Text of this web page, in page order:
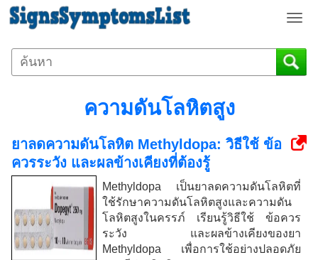
T
g
g
v
g
a
o
n
ความดันโลหิตสูง
ยาลดความดันโลหิต Methyldopa: วิธีใช้ ข้อ
ควรระวัง และผลข้างเคียงที่ต้องรู้
Methyldopa เป็นยาลดความดันโลหิตที่
ใช้รักษาความดันโลหิตสูงและความดัน
โลหิตสูงในครรภ์ เรียนรู้วิธีใช้ ข้อควร
ระวัง และผลข้างเคียงของยา
Methyldopa เพื่อการใช้อย่างปลอดภัย